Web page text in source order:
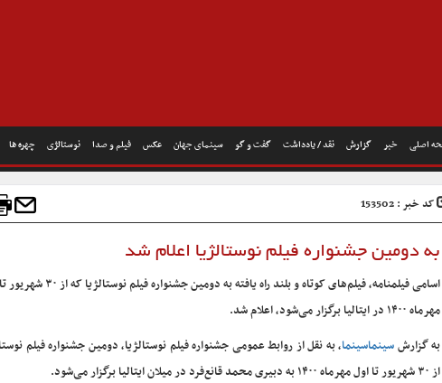
اصلی خبر گزارش نقد / یادداشت گفت و گو سینمای جهان عکس فیلم و صدا نوستالژی چهره ها
کد خبر : 153502
به دومین جشنواره فیلم نوستالژیا اعلام شد
اسامی فیلمنامه، فیلم‌های کوتاه و بلند راه یافته به دومین جشنواره
مهرماه ۱۴۰۰ در ایتالیا برگزار می‌شود، اعلام شد.
به گزارشسینماسینما، به نقل از روابط عمومی جشنواره فیلم نوستالژیا، دومین جشنواره فیلم
از ۳۰ شهریور تا اول مهرماه ۱۴۰۰ به دبیری محمد قانع‌فرد در میلان ایتالیا برگزار می‌شود.